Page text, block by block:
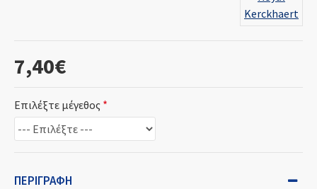
7,40€
Kerckhaert
Επιλέξτε μέγεθος
ΠΕΡΙΓΡΑΦΉ